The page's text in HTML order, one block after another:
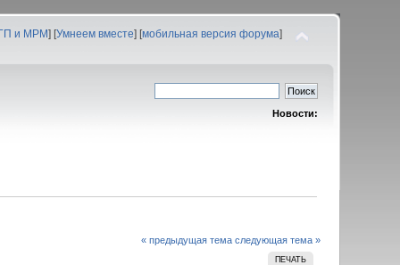
и МРМ] [Умнеем вместе] [мобильная версия форума]
Новости:
« предыдущая тема следующая тема »
ПЕЧАТЬ